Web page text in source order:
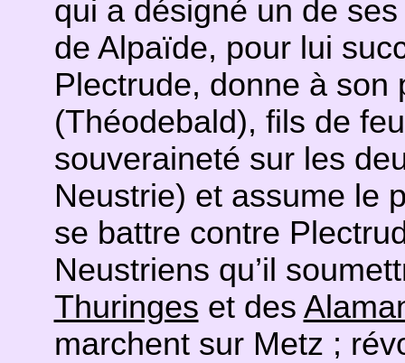
qui a désigné un de
de Alpaïde, pour lui
Plectrude, donne à son
(Théodebald), fils de
souveraineté sur les
Neustrie) et assume le
se battre contre
Neustriens qu’il
Thuringes et des
marchent sur Metz ;